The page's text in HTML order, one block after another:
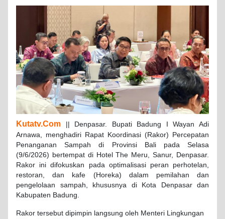
Kutatv.Com
|| Denpasar. Bupati Badung I Wayan Adi
Arnawa, menghadiri Rapat Koordinasi (Rakor) Percepatan
Penanganan Sampah di Provinsi Bali pada Selasa
(9/6/2026) bertempat di Hotel The Meru, Sanur, Denpasar.
Rakor ini difokuskan pada optimalisasi peran perhotelan,
restoran, dan kafe (Horeka) dalam pemilahan dan
pengelolaan sampah, khususnya di Kota Denpasar dan
Kabupaten Badung.
Rakor tersebut dipimpin langsung oleh Menteri Lingkungan